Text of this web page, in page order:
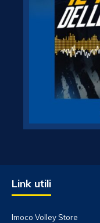
Link utili
Imoco Volley Store